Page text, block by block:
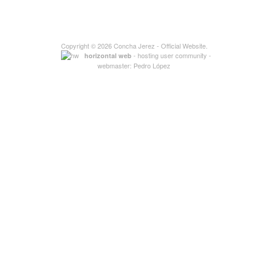
Copyright © 2026Concha Jerez - Official Website.
horizontal web - hosting user community -
webmaster: Pedro López